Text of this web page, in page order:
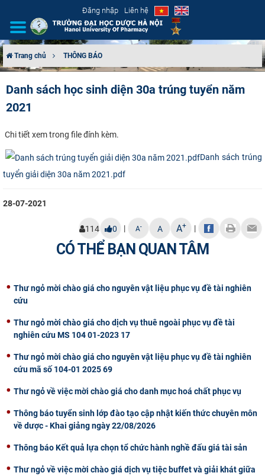
Đăng nhập Liên hệ
CƠ CẤU TỔ CHỨC
TUYỂN SINH
ĐÀO TẠO
KHOA HỌC CÔNG NGHỆ
CỰU NGƯỜI HỌC
Trang chủ THÔNG BÁO
Danh sách học sinh diện 30a trúng tuyển năm
2021
Chi tiết xem trong file đính kèm.​
Danh sách trúng
tuyển giải diện 30a năm 2021.pdf
28-07-2021
114 0 | A- A A+ |
CÓ THỂ BẠN QUAN TÂM
Thư ngỏ mời chào giá cho nguyên vật liệu phục vụ đề tài nghiên
cứu
Thư ngỏ mời chào giá cho dịch vụ thuê ngoài phục vụ đề tài
nghiên cứu MS 104 01-2023 17
Thư ngỏ mời chào giá cho nguyên vật liệu phục vụ đề tài nghiên
cứu mã số 104-01 2025 69
Thư ngỏ về việc mời chào giá cho danh mục hoá chất phục vụ
Thông báo tuyển sinh lớp đào tạo cập nhật kiến thức chuyên môn
về dược - Khai giảng ngày 22/08/2026
Thông báo Kết quả lựa chọn tổ chức hành nghề đấu giá tài sản
Thư ngỏ về việc mời chào giá dịch vụ tiệc buffet và giải khát giữa